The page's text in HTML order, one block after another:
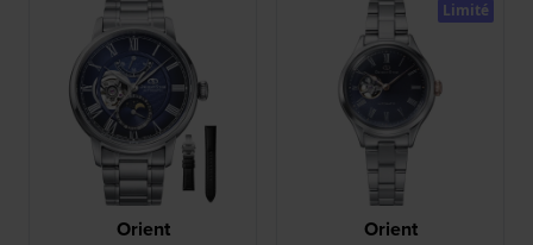
Orient Orient
Limité